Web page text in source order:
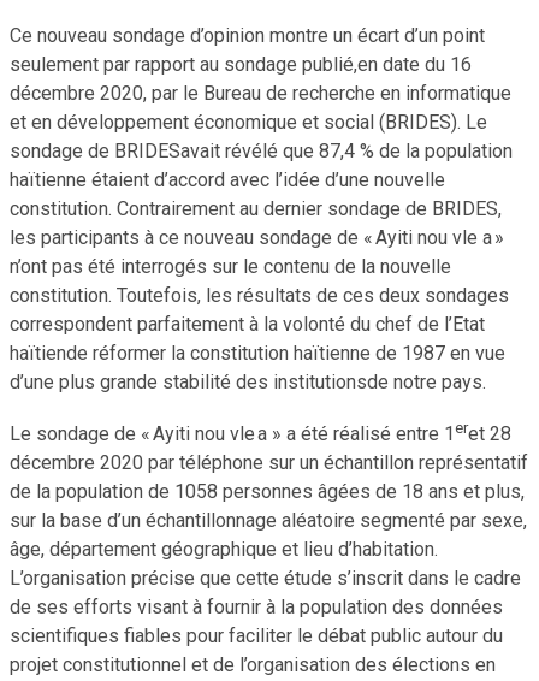
Ce nouveau sondage d’opinion montre un écart d’un point
seulement par rapport au sondage publié,en date du 16
décembre 2020, par le Bureau de recherche en informatique
et en développement économique et social (BRIDES). Le
sondage de BRIDESavait révélé que 87,4 % de la population
haïtienne étaient d’accord avec l’idée d’une nouvelle
constitution. Contrairement au dernier sondage de BRIDES,
les participants à ce nouveau sondage de « Ayiti nou vle a »
n’ont pas été interrogés sur le contenu de la nouvelle
constitution. Toutefois, les résultats de ces deux sondages
correspondent parfaitement à la volonté du chef de l’Etat
haïtiende réformer la constitution haïtienne de 1987 en vue
d’une plus grande stabilité des institutionsde notre pays.
Le sondage de « Ayiti nou vle a » a été réalisé entre 1 eret 28
décembre 2020 par téléphone sur un échantillon représentatif
de la population de 1058 personnes âgées de 18 ans et plus,
sur la base d’un échantillonnage aléatoire segmenté par sexe,
âge, département géographique et lieu d’habitation.
L’organisation précise que cette étude s’inscrit dans le cadre
de ses efforts visant à fournir à la population des données
scientifiques fiables pour faciliter le débat public autour du
projet constitutionnel et de l’organisation des élections en